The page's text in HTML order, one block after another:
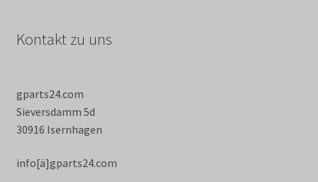
Kontakt zu uns
gparts24.com
Sieversdamm 5d
30916 Isernhagen
info[ä]gparts24.com